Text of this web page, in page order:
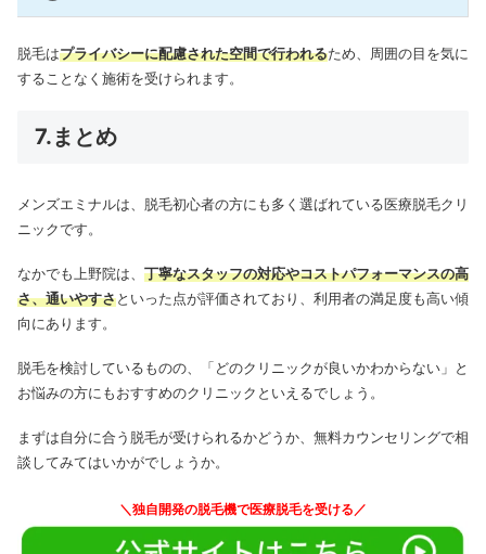
脱毛はプライバシーに配慮された空間で行われるため、周囲の目を気に
することなく施術を受けられます。
7.まとめ
メンズエミナルは、脱毛初心者の方にも多く選ばれている医療脱毛クリ
ニックです。
なかでも上野院は、 丁寧なスタッフの対応やコストパフォーマンスの高
さ、通いやすさといった点が評価されており、利用者の満足度も高い傾
向にあります。
脱毛を検討しているものの、「どのクリニックが良いかわからない」と
お悩みの方にもおすすめのクリニックといえるでしょう。
まずは自分に合う脱毛が受けられるかどうか、無料カウンセリングで相
談してみてはいかがでしょうか。
＼独自開発の脱毛機で医療脱毛を受ける／